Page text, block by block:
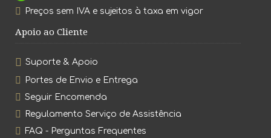
Preços sem IVA e sujeitos à taxa em vigor
Apoio ao Cliente
Suporte & Apoio
Portes de Envio e Entrega
Seguir Encomenda
Regulamento Serviço de Assistência
FAQ - Perguntas Frequentes